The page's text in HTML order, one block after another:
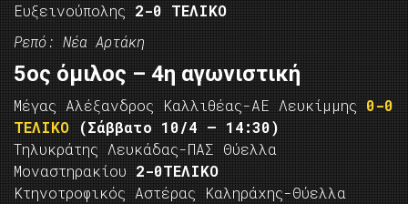
Ευξεινούπολης 2-0 ΤΕΛΙΚΟ
Ρεπό: Νέα Αρτάκη
5ος όμιλος – 4η αγωνιστική
Μέγας Αλέξανδρος Καλλιθέας-ΑΕ Λευκίμμης 0-0
ΤΕΛΙΚΟ
(Σάββατο 10/4 – 14:30)
Τηλυκράτης Λευκάδας-ΠΑΣ Θύελλα
Μοναστηρακίου 2-0ΤΕΛΙΚΟ
Κτηνοτροφικός Αστέρας Καληράχης-Θύελλα